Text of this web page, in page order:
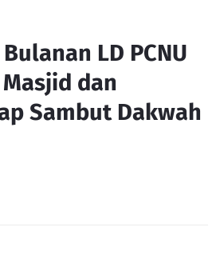
LD PCNU
dan
Sambut Dakwah